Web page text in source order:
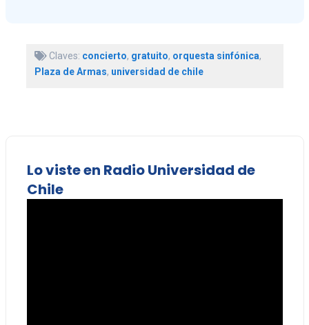
Claves: concierto, gratuito, orquesta sinfónica,
Plaza de Armas, universidad de chile
Lo viste en Radio Universidad de
Chile